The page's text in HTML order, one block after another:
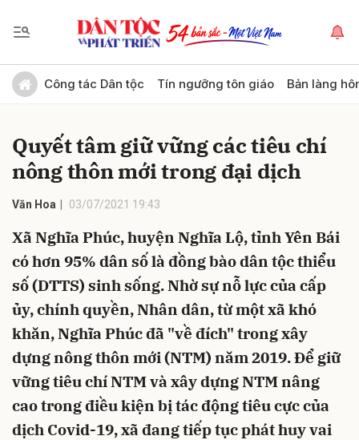
Công tác Dân tộc Tín ngưỡng tôn giáo Bản làng
Quyết tâm giữ vững các tiêu chí
nông thôn mới trong đại dịch
Văn Hoa 03/07/2021 19:43
Xã Nghĩa Phúc, huyện Nghĩa Lộ, tỉnh Yên Bái
có hơn 95% dân số là đồng bào dân tộc thiểu
số (DTTS) sinh sống. Nhờ sự nỗ lực của cấp
ủy, chính quyền, Nhân dân, từ một xã khó
khăn, Nghĩa Phúc đã "về đích" trong xây
dựng nông thôn mới (NTM) năm 2019. Để giữ
vững tiêu chí NTM và xây dựng NTM nâng
cao trong điều kiện bị tác động tiêu cực của
dịch Covid-19, xã đang tiếp tục phát huy vai
Gửi bình luận
Hủy Gửi